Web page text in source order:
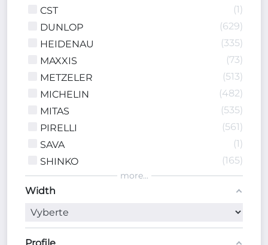
CST
1
DUNLOP
629
HEIDENAU
335
MAXXIS
73
METZELER
513
MICHELIN
482
MITAS
535
PIRELLI
561
SAVA
1
SHINKO
165
more...
Width